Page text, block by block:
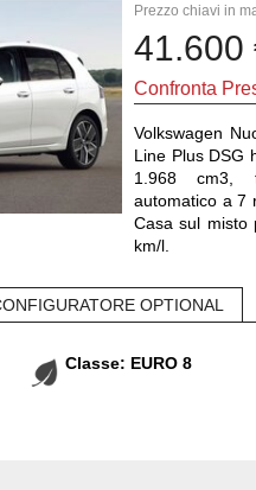
Prezzo chiavi in
41.600
Confronta
Volkswagen
Line Plus DSG
1.968 cm3,
automatico a 7
Casa sul misto
km/l.
OPTIONAL
Classe: EURO 8